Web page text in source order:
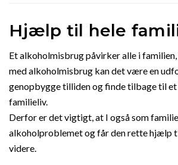
Hjælp til hele
Et alkoholmisbrug påvirker alle i
med alkoholmisbrug kan det være en
genopbygge tilliden og finde tilbage til et
familieliv.
Derfor er det vigtigt, at I også som
alkoholproblemet og får den rette hjælp
videre.